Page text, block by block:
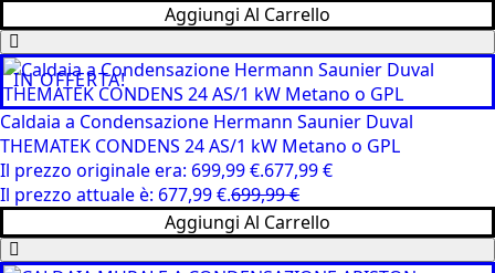
Aggiungi Al Carrello
IN OFFERTA!
Caldaia a Condensazione Hermann Saunier Duval
THEMATEK CONDENS 24 AS/1 kW Metano o GPL
699,99€
Il prezzo originale era: 699,99 €.677,99€
Il prezzo attuale è: 677,99 €.
Aggiungi Al Carrello